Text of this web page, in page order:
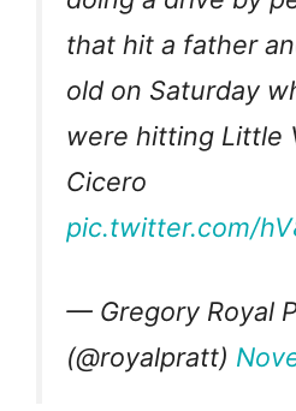
that hit a father
old on Saturday
were hitting Little
Cicero
pic.twitter.com/
— Gregory Royal
(@royalpratt)